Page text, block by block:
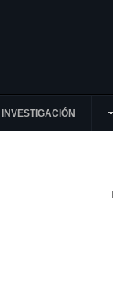
INVESTIGACIÓN